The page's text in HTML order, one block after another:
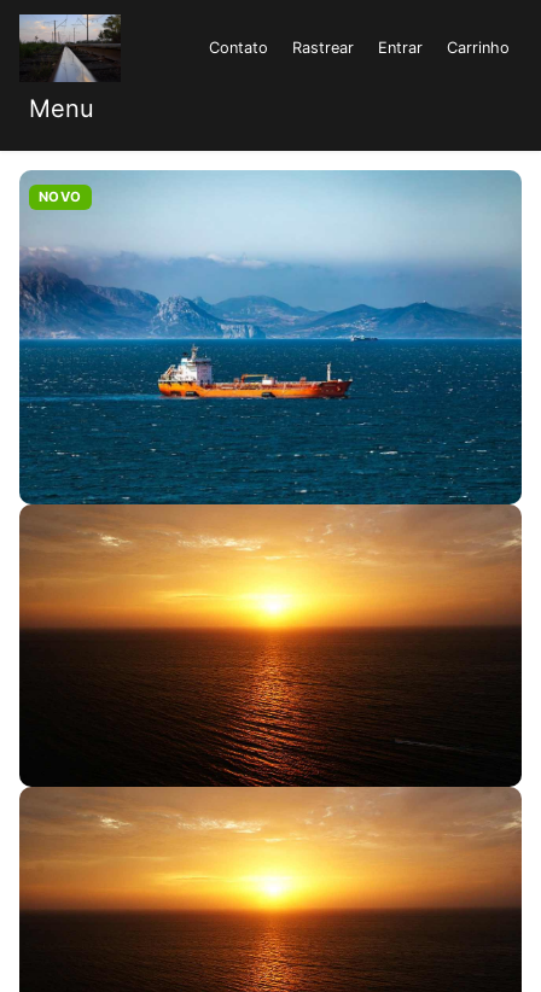
Contato Rastrear Entrar Carrinho
Menu
NOVO